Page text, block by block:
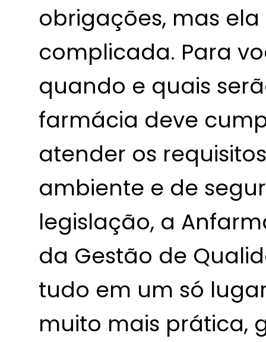
obrigações, mas
complicada. Para
quando e quais
farmácia deve
atender os
ambiente e de
legislação, a
da Gestão de
tudo em um só
muito mais prática,